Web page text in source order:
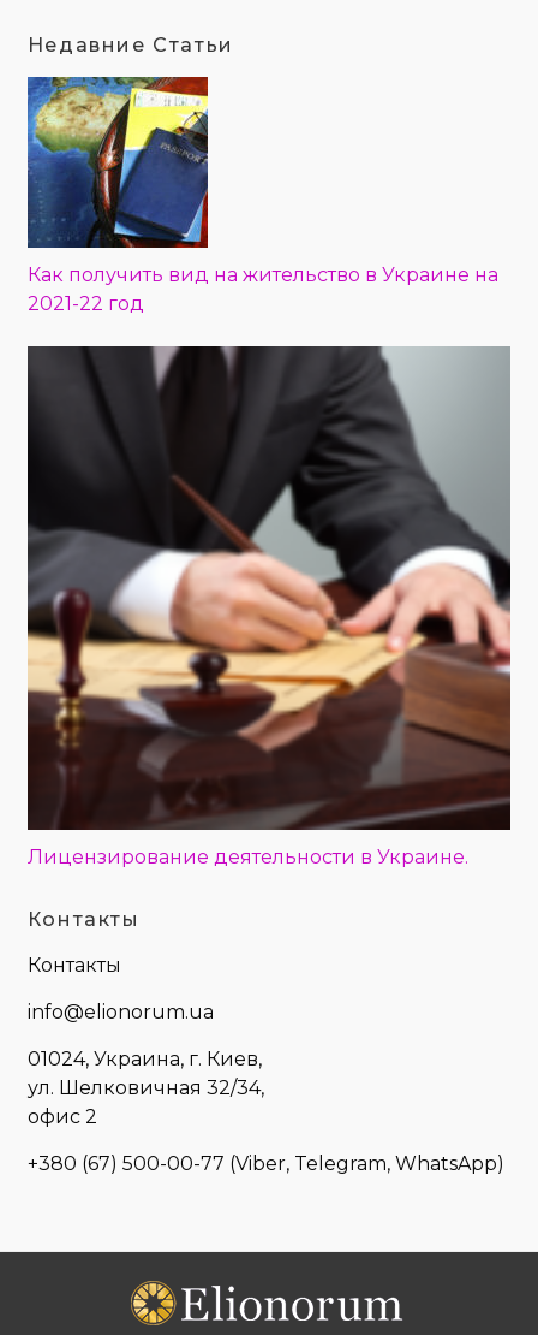
Недавние Статьи
Как получить вид на жительство в Украине на
2021-22 год
Лицензирование деятельности в Украине.
Контакты
Контакты
info@elionorum.ua
01024, Украина, г. Киев,
ул. Шелковичная 32/34,
офис 2
+380 (67) 500-00-77 (Viber, Telegram, WhatsApp)